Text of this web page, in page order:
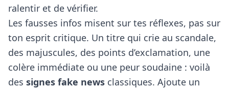
ralentir et de vérifier.
Les fausses infos misent sur tes réflexes, pas sur
ton esprit critique. Un titre qui crie au scandale,
des majuscules, des points d’exclamation, une
colère immédiate ou une peur soudaine : voilà
des signes fake news classiques. Ajoute un